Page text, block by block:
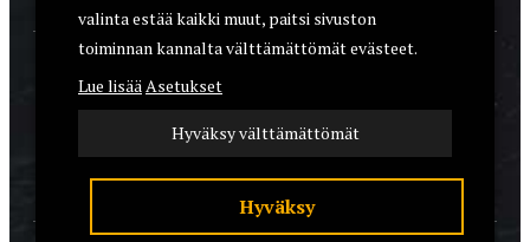
YHTEYSTIEDOT
REKISTERISELOSTE
EVÄSTEET
valinta estää kaikki muut, paitsi sivuston
toiminnan kannalta välttämättömät evästeet.
Lue lisääAsetukset
Hyväksy välttämättömät
Hyväksy